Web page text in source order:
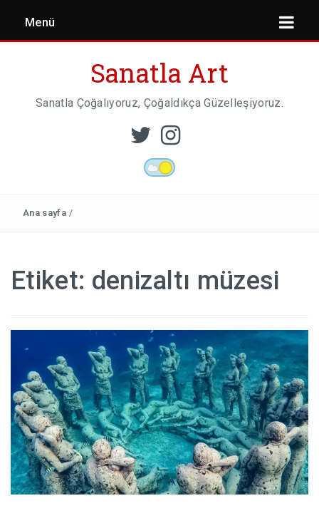
Menü
HABERLER
Sanatla Art
Sanatla Çoğalıyoruz, Çoğaldıkça Güzelleşiyoruz.
Ana sayfa /
Etiket: denizaltı müzesi